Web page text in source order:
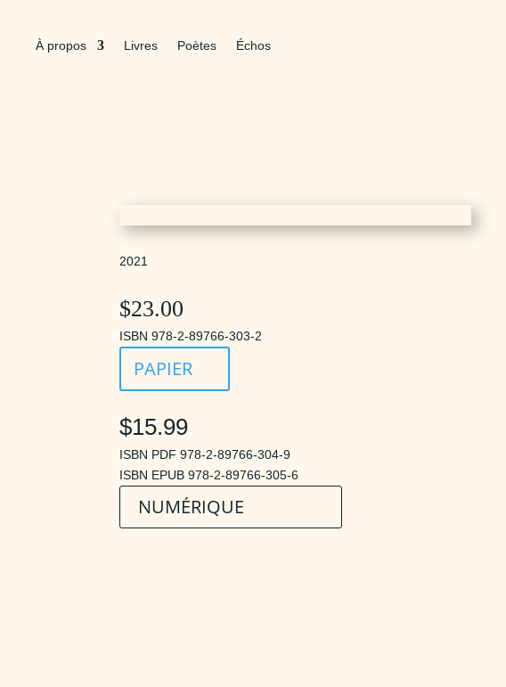
À propos Livres Poètes Échos
2021
$23.00
ISBN 978-2-89766-303-2
PAPIER
$15.99
ISBN PDF 978-2-89766-304-9
ISBN EPUB 978-2-89766-305-6
NUMÉRIQUE